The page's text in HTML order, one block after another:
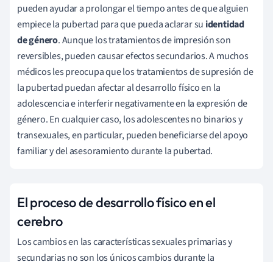
pueden ayudar a prolongar el tiempo antes de que alguien
empiece la pubertad para que pueda aclarar su identidad
de género. Aunque los tratamientos de impresión son
reversibles, pueden causar efectos secundarios. A muchos
médicos les preocupa que los tratamientos de supresión de
la pubertad puedan afectar al desarrollo físico en la
adolescencia e interferir negativamente en la expresión de
género. En cualquier caso, los adolescentes no binarios y
transexuales, en particular, pueden beneficiarse del apoyo
familiar y del asesoramiento durante la pubertad.
El proceso de desarrollo físico en el
cerebro
Los cambios en las características sexuales primarias y
secundarias no son los únicos cambios durante la